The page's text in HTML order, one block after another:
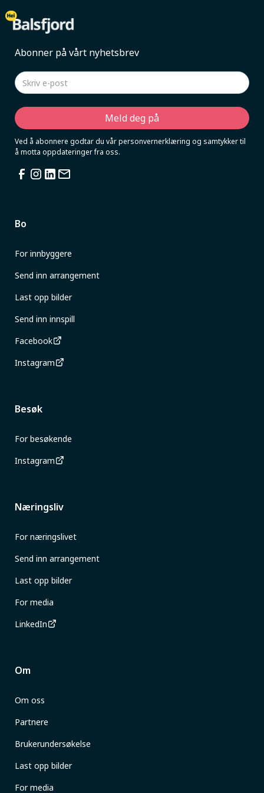
Abonner på vårt nyhetsbrev
Ved å abonnere godtar du vår personvernerklæring og samtykker til
å motta oppdateringer fra oss.
Bo
For innbyggere
Send inn arrangement
Last opp bilder
Send inn innspill
Facebook
Instagram
Besøk
For besøkende
Instagram
Næringsliv
For næringslivet
Send inn arrangement
Last opp bilder
For media
LinkedIn
Om
Om oss
Partnere
Brukerundersøkelse
Last opp bilder
For media